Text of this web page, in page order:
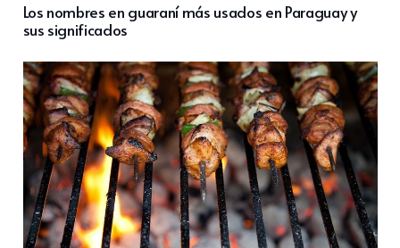
Los nombres en guaraní más usados en Paraguay y
sus significados